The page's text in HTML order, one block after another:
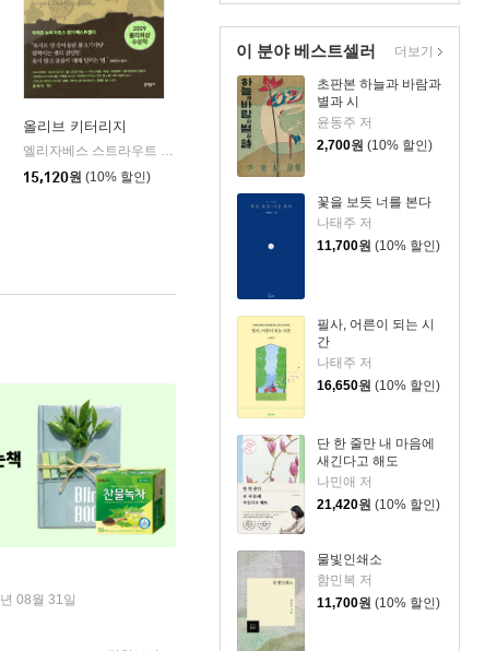
이 분야 베스트셀러
초판본 하늘과 바람과
별과 시
윤동주 저
2,700원 (10% 할인)
꽃을 보듯 너를 본다
나태주 저
11,700원 (10% 할인)
필사, 어른이 되는 시
간
나태주 저
16,650원 (10% 할인)
단 한 줄만 내 마음에
새긴다고 해도
나민애 저
21,420원 (10% 할인)
물빛인쇄소
함민복 저
11,700원 (10% 할인)
더보기
올리브 키터리지
엘리자베스 스트라우트 저/권상미 역
문학동네
15,120원 (10% 할인)
08월 31일